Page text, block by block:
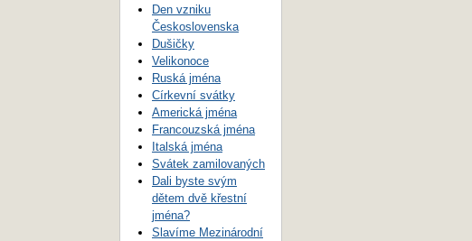
Den vzniku
Československa
Dušičky
Velikonoce
Ruská jména
Církevní svátky
Americká jména
Francouzská jména
Italská jména
Svátek zamilovaných
Dali byste svým
dětem dvě křestní
jména?
Slavíme Mezinárodní